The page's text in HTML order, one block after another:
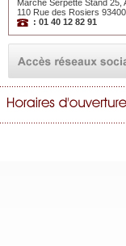
Marché Serpette Stand 25,
110 Rue des Rosiers
: 01 40 12 82 91